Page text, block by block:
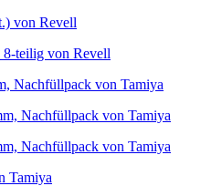
von Revell
8-teilig von Revell
Nachfüllpack von Tamiya
Nachfüllpack von Tamiya
Nachfüllpack von Tamiya
Tamiya